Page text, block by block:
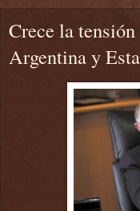
Crece la
Argentina y